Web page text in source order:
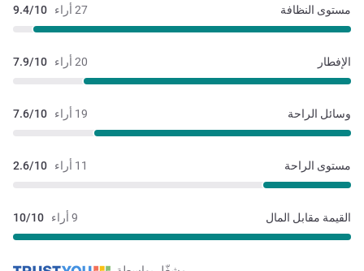
27 أراء 9.4/10 مستوى النظافة
20 أراء 7.9/10 الإفطار
19 أراء 7.6/10 وسائل الراحة
11 أراء 2.6/10 مستوى الراحة
9 أراء 10/10 القيمة مقابل المال